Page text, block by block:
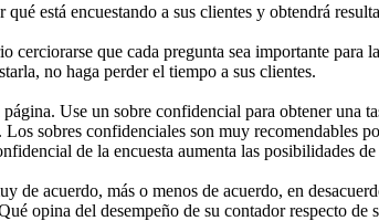
está encuestando a sus clientes y obtendrá
que cada pregunta sea importante para
no haga perder el tiempo a sus clientes.
Use un sobre confidencial para obtener una
sobres confidenciales son muy
de la encuesta aumenta las posibilidades de
de acuerdo, más o menos de acuerdo, en
opina del desempeño de su contador respecto de